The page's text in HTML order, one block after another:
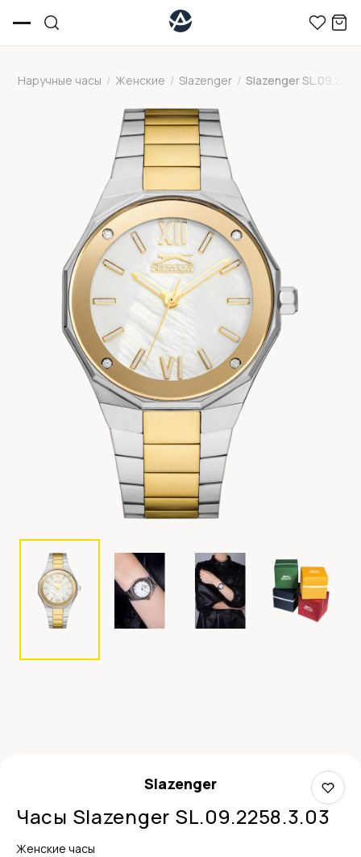
Наручные часы / Женские / Slazenger / Slazenger
Slazenger
Часы Slazenger SL.09.2258.3.03
Женские часы